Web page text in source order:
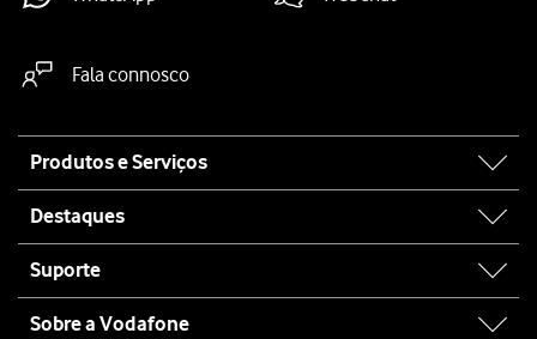
Fala connosco
map
Produtos e Serviços
Destaques
Suporte
Sobre a Vodafone